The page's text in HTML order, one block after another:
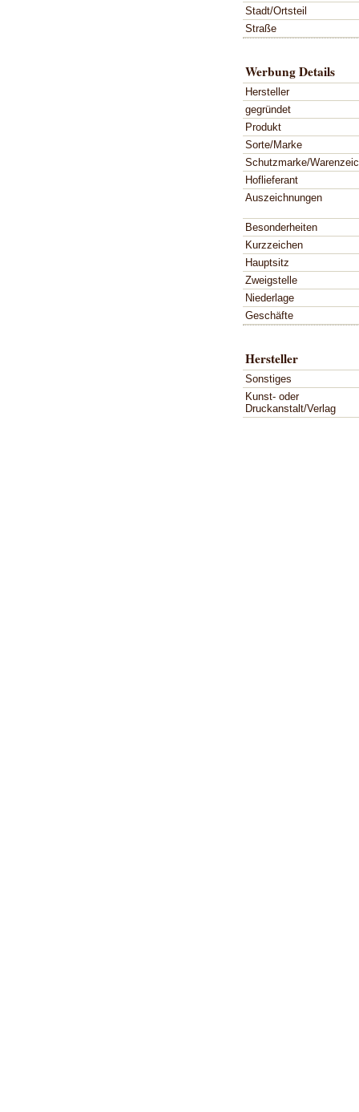
Stadt/Ortsteil
Straße
Werbung Details
Hersteller
gegründet
Produkt
Sorte/Marke
Schutzmarke/
Hoflieferant
Auszeichnungen
Besonderheiten
Kurzzeichen
Hauptsitz
Zweigstelle
Niederlage
Geschäfte
Hersteller
Sonstiges
Kunst- oder
Druckanstalt/Verlag